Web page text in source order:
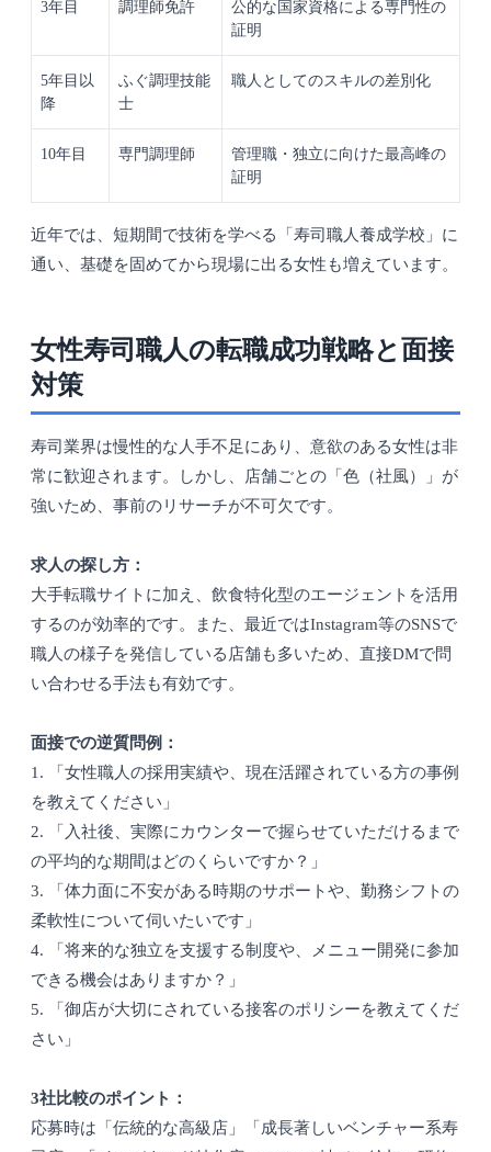
3年目 調理師免許
公的な国家資格による専門性の
証明
5年目以
降
ふぐ調理技能
士
職人としてのスキルの差別化
10年目 専門調理師
管理職・独立に向けた最高峰の
証明
近年では、短期間で技術を学べる「寿司職人養成学校」に
通い、基礎を固めてから現場に出る女性も増えています。
女性寿司職人の転職成功戦略と面接
対策
寿司業界は慢性的な人手不足にあり、意欲のある女性は非
常に歓迎されます。しかし、店舗ごとの「色（社風）」が
強いため、事前のリサーチが不可欠です。
求人の探し方：
大手転職サイトに加え、飲食特化型のエージェントを活用
するのが効率的です。また、最近ではInstagram等のSNSで
職人の様子を発信している店舗も多いため、直接DMで問
い合わせる手法も有効です。
面接での逆質問例：
1. 「女性職人の採用実績や、現在活躍されている方の事例
を教えてください」
2. 「入社後、実際にカウンターで握らせていただけるまで
の平均的な期間はどのくらいですか？」
3. 「体力面に不安がある時期のサポートや、勤務シフトの
柔軟性について伺いたいです」
4. 「将来的な独立を支援する制度や、メニュー開発に参加
できる機会はありますか？」
5. 「御店が大切にされている接客のポリシーを教えてくだ
さい」
3社比較のポイント：
応募時は「伝統的な高級店」「成長著しいベンチャー系寿